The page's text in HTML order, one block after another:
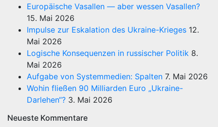
Europäische Vasallen — aber wessen Vasallen?
15. Mai 2026
Impulse zur Eskalation des Ukraine-Krieges 12.
Mai 2026
Logische Konsequenzen in russischer Politik 8.
Mai 2026
Aufgabe von Systemmedien: Spalten 7. Mai 2026
Wohin fließen 90 Milliarden Euro „Ukraine-
Darlehen“? 3. Mai 2026
Neueste Kommentare